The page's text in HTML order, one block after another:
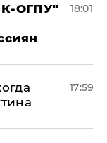
ОГПУ"
18:01
17:59